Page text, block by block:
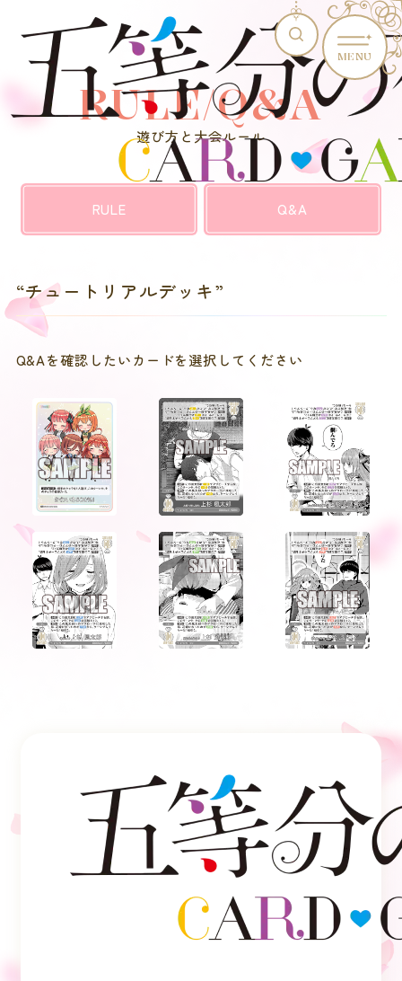
MENU
RULE/Q&A
遊び方と大会ルール
RULE Q&A
“チュートリアルデッキ”
Q&Aを確認したいカードを選択してください